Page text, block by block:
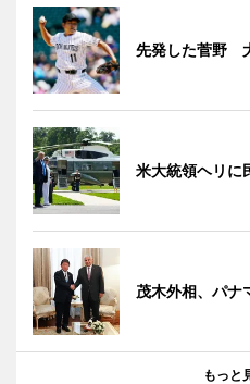
先発した菅野
米大統領ヘリに
茂木外相、パナ
もっと